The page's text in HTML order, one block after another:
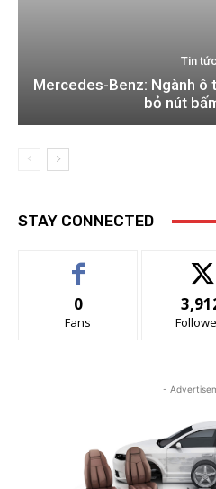
Tin tức
Mercedes-Benz: Ngành ô
bỏ nút
STAY CONNECTED
0
Fans
-